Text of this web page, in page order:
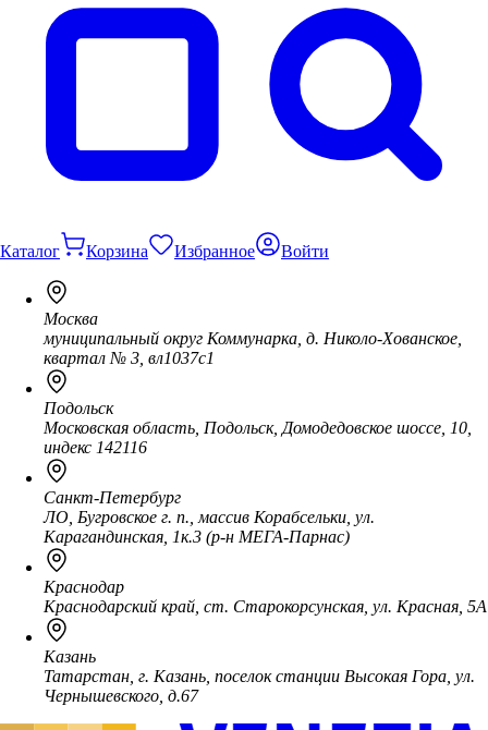
Каталог Корзина Избранное Войти
Москва
муниципальный округ Коммунарка, д. Николо-Хованское,
квартал № 3, вл1037с1
Подольск
Московская область, Подольск, Домодедовское шоссе, 10,
индекс 142116
Санкт-Петербург
ЛО, Бугровское г. п., массив Корабсельки, ул.
Карагандинская, 1к.3 (р-н МЕГА-Парнас)
Краснодар
Краснодарский край, ст. Старокорсунская, ул. Красная, 5А
Казань
Татарстан, г. Казань, поселок станции Высокая Гора, ул.
Чернышевского, д.67